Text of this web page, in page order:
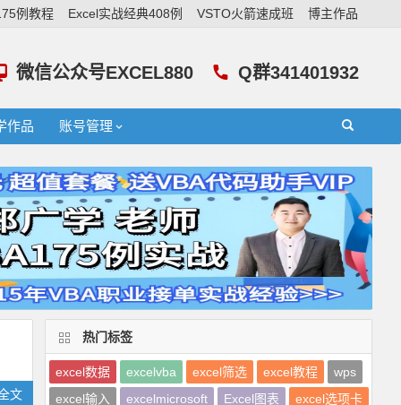
例教程 Excel实战经典408例 VSTO火箭速成班 博主作品
Q群341401932
微信公众号EXCEL880
作品 账号管理
文
热门标签
excel数据 excelvba excel筛选 excel教程
wps
excel输入
excelmicrosoft Excel图表
excel选项卡